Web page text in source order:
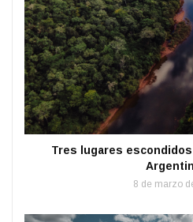
Tres lugares
8 de marzo